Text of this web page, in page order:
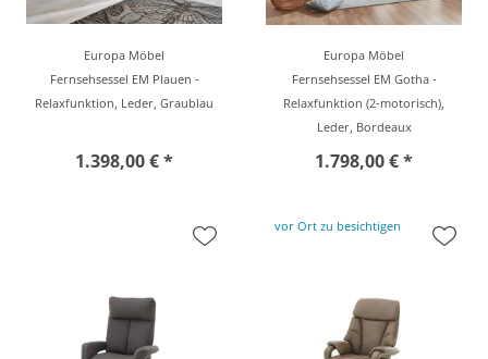
Europa Möbel
Fernsehsessel EM Plauen -
Relaxfunktion, Leder, Graublau
1.398,00 € *
Europa Möbel
Fernsehsessel EM Gotha -
Relaxfunktion (2-motorisch),
Leder, Bordeaux
1.798,00 € *
vor Ort zu besichtigen